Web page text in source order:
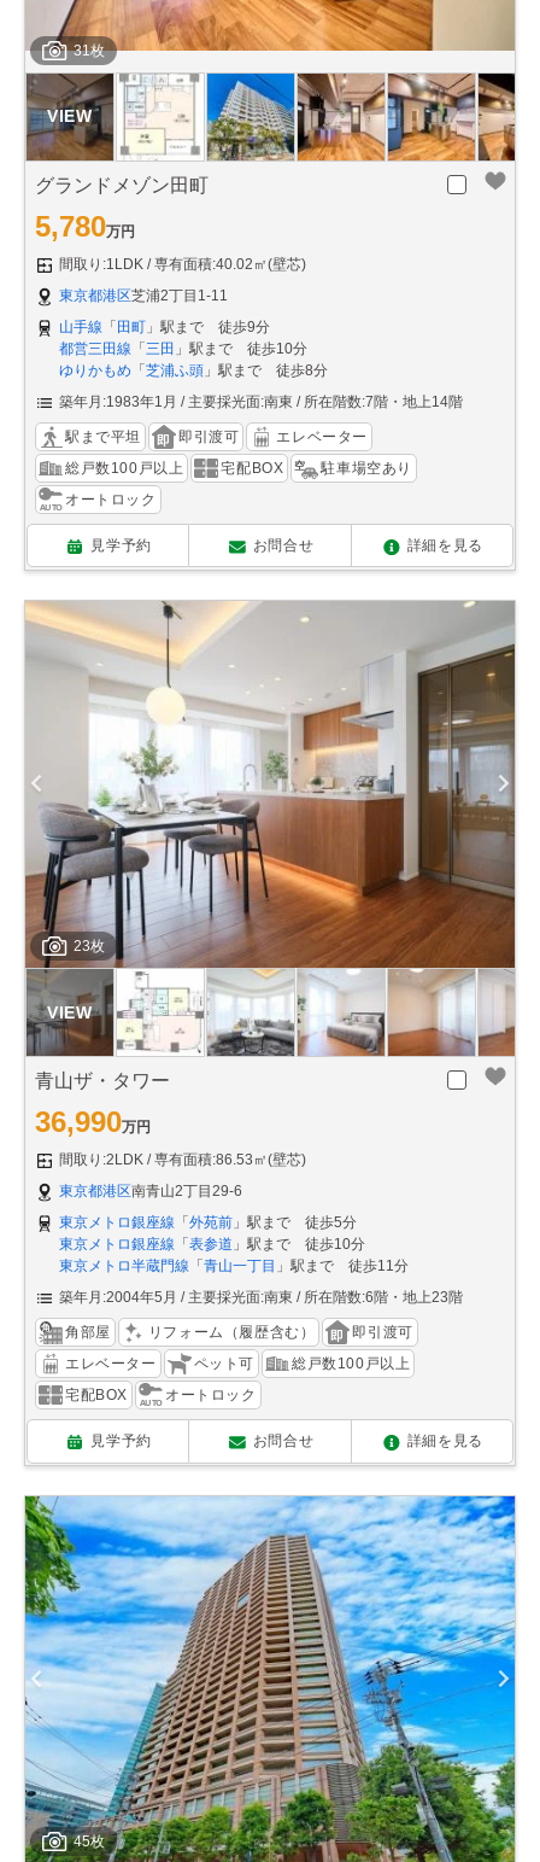
31枚
グランドメゾン田町
5,780万円
間取り:1LDK
専有面積:40.02㎡(壁芯)
東京都港区芝浦2丁目1-11
山手線 「田町 」駅まで 徒歩9分
都営三田線 「三田 」駅まで 徒歩10分
ゆりかもめ 「芝浦ふ頭 」駅まで 徒歩8分
築年月:1983年1月
主要採光面:南東 所在階数:7階・地上14階
駅まで平坦 即引渡可
エレベーター
総戸数100戸以上
宅配BOX
駐車場空あり
オートロック
見学予約 お問合せ 詳細を見る
23枚
青山ザ・タワー
36,990万円
間取り:2LDK
専有面積:86.53㎡(壁芯)
東京都港区南青山2丁目29-6
東京メトロ銀座線 「 外苑前 」駅まで 徒歩5分
東京メトロ銀座線 「 表参道 」駅まで 徒歩10分
東京メトロ半蔵門線 「 青山一丁目 」駅まで 徒歩11分
築年月:2004年5月
主要採光面:南東 所在階数:6階・地上23階
角部屋 リフォーム（履歴含む）
即引渡可
エレベーター
ペット可
総戸数100戸以上
宅配BOX
オートロック
見学予約 お問合せ 詳細を見る
45枚